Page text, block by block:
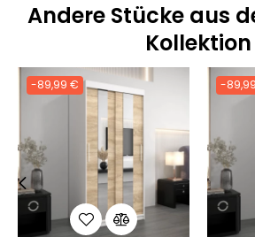
Andere Stücke aus
Kollektion
-89,99 € -